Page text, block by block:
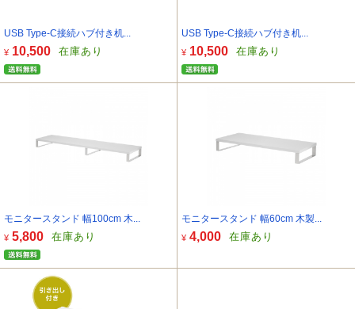
USB Type-C接続ハブ付き机...
¥ 10,500 在庫あり
USB Type-C接続ハブ付き机...
¥ 10,500 在庫あり
モニタースタンド 幅100cm 木...
¥ 5,800 在庫あり
モニタースタンド 幅60cm 木製...
¥ 4,000 在庫あり